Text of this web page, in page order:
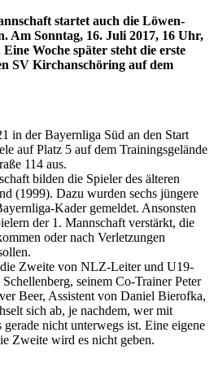
startet auch die Löwen-
Am Sonntag, 16. Juli 2017, 16 Uhr,
Woche später steht die erste
SV Kirchanschöring auf dem
in der Bayernliga Süd an den Start
auf Platz 5 auf dem Trainingsgelände
114 aus.
bilden die Spieler des älteren
(1999). Dazu wurden sechs jüngere
Kader gemeldet. Ansonsten
der 1. Mannschaft verstärkt, die
oder nach Verletzungen
Zweite von NLZ-Leiter und U19-
seinem Co-Trainer Peter
Beer, Assistent von Daniel Bierofka,
sich ab, je nachdem, wer mit
gerade nicht unterwegs ist. Eine eigene
Zweite wird es nicht geben.